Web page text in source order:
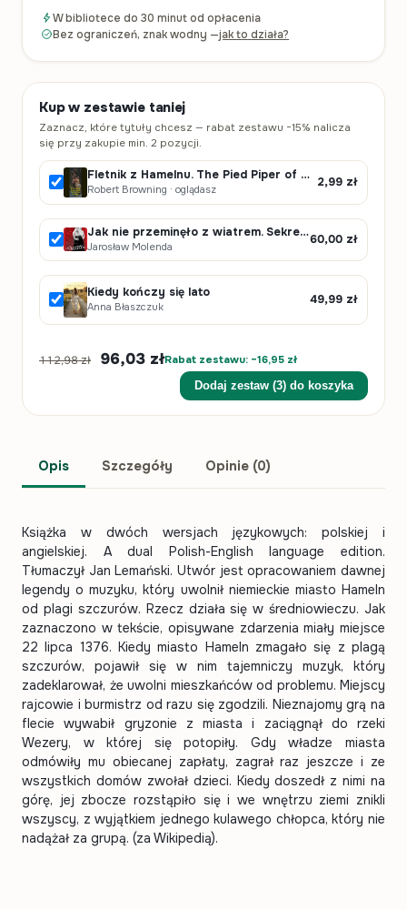
W bibliotece do 30 minut od opłacenia
Bez ograniczeń, znak wodny —jak to działa?
Kup w zestawie taniej
Zaznacz, które tytuły chcesz — rabat zestawu −15% nalicza
się przy zakupie min. 2 pozycji.
Fletnik z Hamelnu. The Pied Piper of Hamelin
Robert Browning · oglądasz 2,99 zł
Jak nie przeminęło z wiatrem. Sekrety życia Margaret Mitchell
Jarosław Molenda 60,00 zł
Kiedy kończy się lato
Anna Błaszczuk 49,99 zł
112,98 zł 96,03 złRabat zestawu: −16,95 zł
Dodaj zestaw (3) do koszyka
Opis Szczegóły Opinie (0)
Książka w dwóch wersjach językowych: polskiej i
angielskiej. A dual Polish-English language edition.
Tłumaczył Jan Lemański. Utwór jest opracowaniem dawnej
legendy o muzyku, który uwolnił niemieckie miasto Hameln
od plagi szczurów. Rzecz działa się w średniowieczu. Jak
zaznaczono w tekście, opisywane zdarzenia miały miejsce
22 lipca 1376. Kiedy miasto Hameln zmagało się z plagą
szczurów, pojawił się w nim tajemniczy muzyk, który
zadeklarował, że uwolni mieszkańców od problemu. Miejscy
rajcowie i burmistrz od razu się zgodzili. Nieznajomy grą na
flecie wywabił gryzonie z miasta i zaciągnął do rzeki
Wezery, w której się potopiły. Gdy władze miasta
odmówiły mu obiecanej zapłaty, zagrał raz jeszcze i ze
wszystkich domów zwołał dzieci. Kiedy doszedł z nimi na
górę, jej zbocze rozstąpiło się i we wnętrzu ziemi znikli
wszyscy, z wyjątkiem jednego kulawego chłopca, który nie
nadążał za grupą. (za Wikipedią).